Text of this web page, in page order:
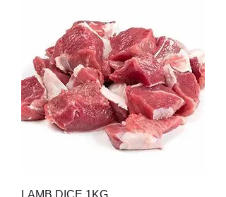
LAMB DICE 1KG